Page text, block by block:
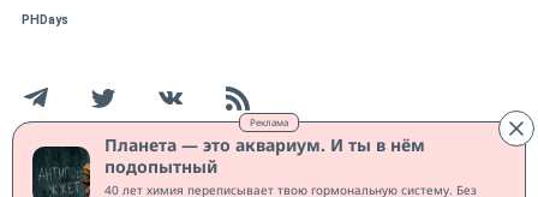
Реклама
Планета — это аквариум. И ты в нём
подопытный
40 лет химия переписывает твою гормональную систему. Без
PHDays
Работает на CMS "1С-Битрикс: Управление сайтом"
Защищено CURATOR